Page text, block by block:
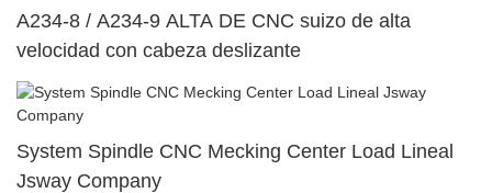
A234-8 / A234-9 ALTA DE CNC suizo de alta
velocidad con cabeza deslizante
System Spindle CNC Mecking Center Load Lineal
Jsway Company